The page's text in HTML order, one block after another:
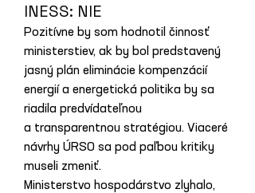
INESS: NIE
Pozitívne by som hodnotil činnosť
ministerstiev, ak by bol predstavený
jasný plán eliminácie kompenzácií
energií a energetická politika by sa
riadila predvídateľnou
a transparentnou stratégiou. Viaceré
návrhy ÚRSO sa pod paľbou kritiky
museli zmeniť.
Ministerstvo hospodárstvo zlyhalo,